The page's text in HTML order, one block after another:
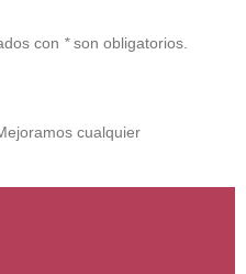
con *son obligatorios.
cualquier